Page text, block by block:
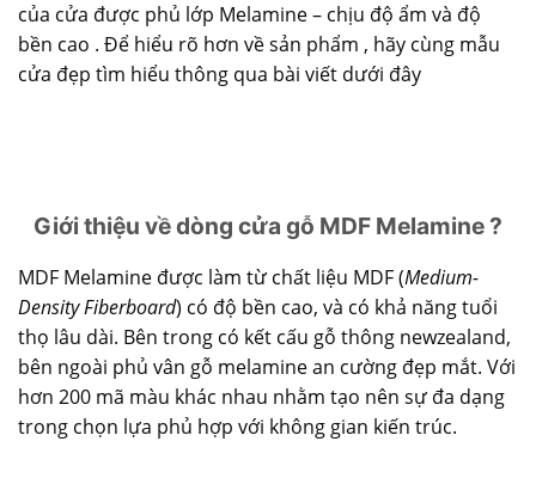
của cửa được phủ lớp Melamine – chịu độ ẩm và độ
bền cao . Để hiểu rõ hơn về sản phẩm , hãy cùng mẫu
cửa đẹp tìm hiểu thông qua bài viết dưới đây
Giới thiệu về dòng cửa gỗ MDF Melamine ?
MDF Melamine được làm từ chất liệu MDF (Medium-
Density Fiberboard) có độ bền cao, và có khả năng tuổi
thọ lâu dài. Bên trong có kết cấu gỗ thông newzealand,
bên ngoài phủ vân gỗ melamine an cường đẹp mắt. Với
hơn 200 mã màu khác nhau nhằm tạo nên sự đa dạng
trong chọn lựa phủ hợp với không gian kiến trúc.